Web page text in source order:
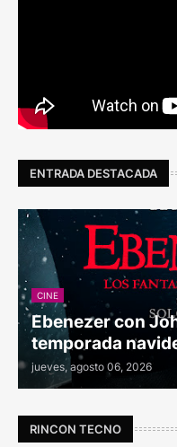
ENTRADA DESTACADA
CINE
Ebenezer con
temporada
jueves, agosto 06, 2026
RINCON TECNO